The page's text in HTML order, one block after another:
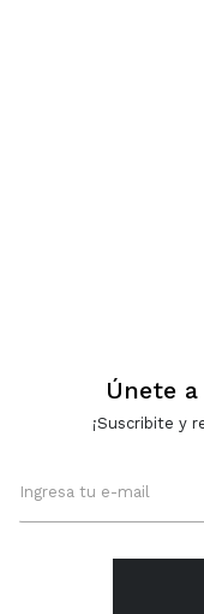
Únete
¡Suscribite y